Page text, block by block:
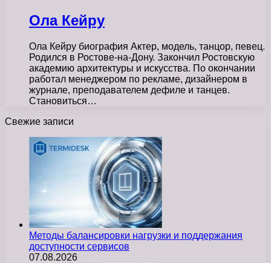
Ола Кейру
Ола Кейру биография Актер, модель, танцор, певец.
Родился в Ростове-на-Дону. Закончил Ростовскую
академию архитектуры и искусства. По окончании
работал менеджером по рекламе, дизайнером в
журнале, преподавателем дефиле и танцев.
Становиться…
Свежие записи
Методы балансировки нагрузки и поддержания
доступности сервисов
07.08.2026